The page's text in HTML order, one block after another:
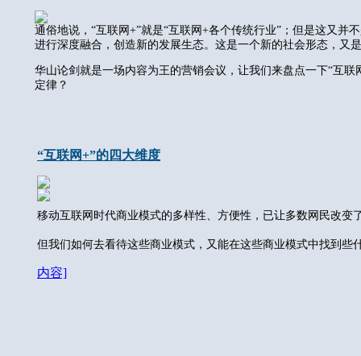
通俗地说，“互联网+”就是“互联网+各个传统行业”；但是这又
进行深度融合，创造新的发展生态。这是一个新的社会形态，又
华山论剑就是一场内容为王的营销会议，让我们来盘点一下“互
定律？
“互联网+”的四大维度
移动互联网时代商业模式的多样性、方便性，已让多数网民改变
但我们如何去看待这些商业模式，又能在这些商业模式中找到些
内容]